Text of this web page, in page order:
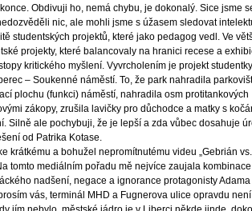
Obdivuji ho, nemá chybu, je dokonalý. Sice jsme
nic, ale mohli jsme s úžasem sledovat
studentských projektů, které jako pedagog vedl. Ve
projekty, které balancovaly na hranici recese a
kritického myšlení. Vyvrcholením je projekt studentky
– Soukenné náměstí. To, že park nahradila
plochu (funkci) náměstí, nahradila osm protitankových
zákopy, zrušila lavičky pro důchodce a matky s
Silně ale pochybuji, že je lepší a zda vůbec dosahuje
od Patrika Kotase.
krátkému a bohužel nepromítnutému videu „Gebrián vs.
tomto mediálním pořadu mě nejvíce zaujala kombinace
nadšení, negace a ignorance protagonisty Adama
vás, terminál MHD a Fugnerova ulice opravdu